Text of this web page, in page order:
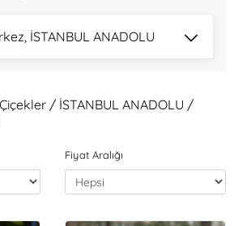
İSTANBUL ANADOLU
/ İSTANBUL ANADOLU /
Fiyat Aralığı